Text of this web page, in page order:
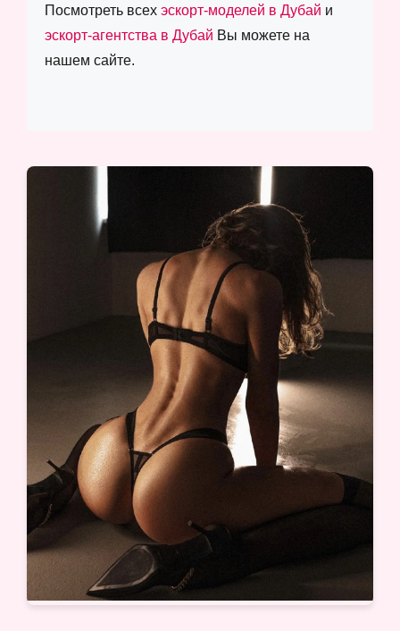
Посмотреть всех эскорт-моделей в Дубай и
эскорт-агентства в Дубай Вы можете на
нашем сайте.